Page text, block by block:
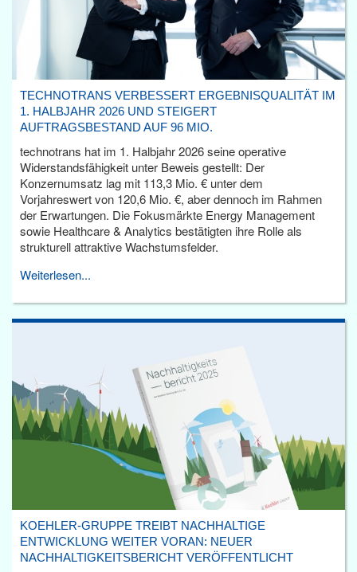
TECHNOTRANS VERBESSERT ERGEBNISQUALITÄT IM
1. HALBJAHR 2026 UND STEIGERT
AUFTRAGSBESTAND AUF 96 MIO.
technotrans hat im 1. Halbjahr 2026 seine operative
Widerstandsfähigkeit unter Beweis gestellt: Der
Konzernumsatz lag mit 113,3 Mio. € unter dem
Vorjahreswert von 120,6 Mio. €, aber dennoch im Rahmen
der Erwartungen. Die Fokusmärkte Energy Management
sowie Healthcare & Analytics bestätigten ihre Rolle als
strukturell attraktive Wachstumsfelder.
Weiterlesen...
KOEHLER-GRUPPE TREIBT NACHHALTIGE
ENTWICKLUNG WEITER VORAN: NEUER
NACHHALTIGKEITSBERICHT VERÖFFENTLICHT